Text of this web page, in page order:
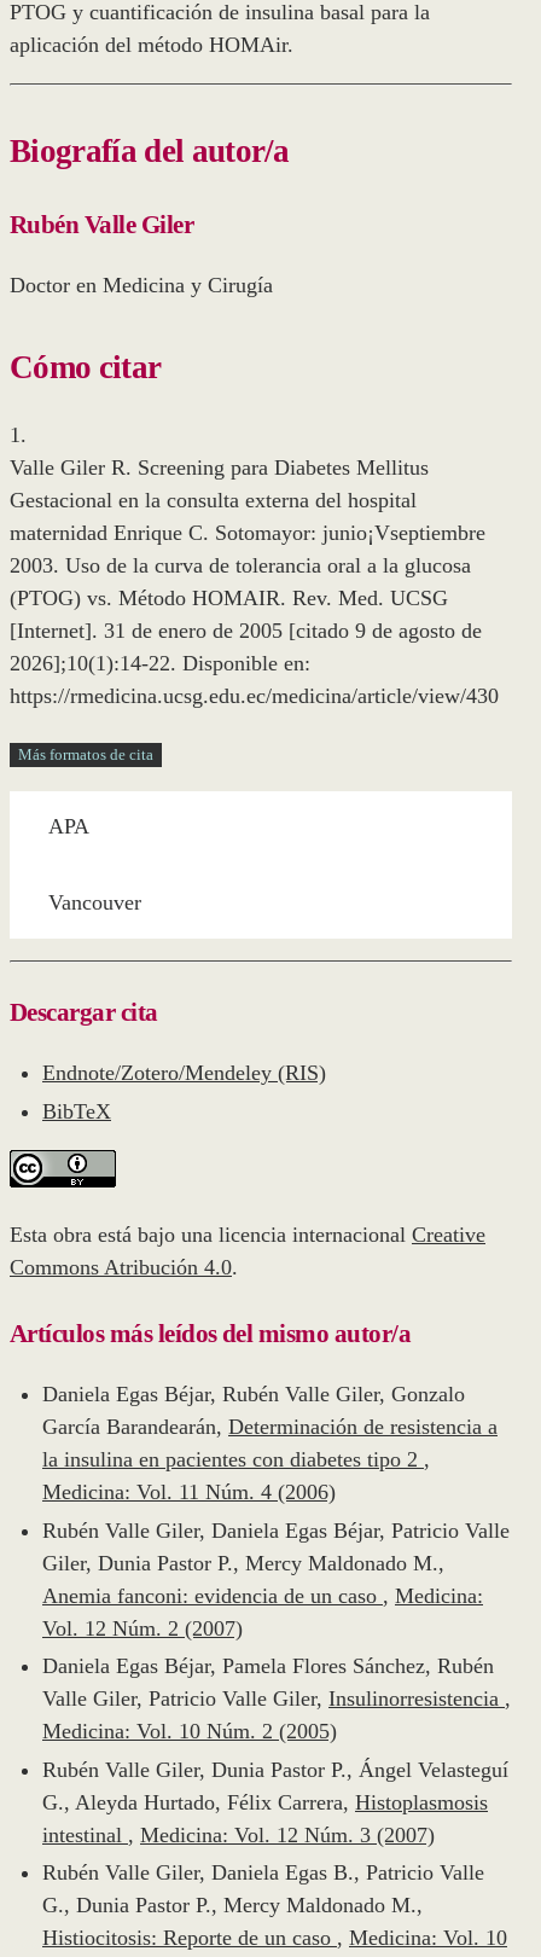
PTOG y cuantificación de insulina basal para la
aplicación del método HOMAir.
Biografía del autor/a
Rubén Valle Giler
Doctor en Medicina y Cirugía
Cómo citar
1.
Valle Giler R. Screening para Diabetes Mellitus
Gestacional en la consulta externa del hospital
maternidad Enrique C. Sotomayor: junio¡Vseptiembre
2003. Uso de la curva de tolerancia oral a la glucosa
(PTOG) vs. Método HOMAIR. Rev. Med. UCSG
[Internet]. 31 de enero de 2005 [citado 9 de agosto de
2026];10(1):14-22. Disponible en:
https://rmedicina.ucsg.edu.ec/medicina/article/view/430
Más formatos de cita
APA
Vancouver
Descargar cita
Endnote/Zotero/Mendeley (RIS)
BibTeX
Esta obra está bajo una licencia internacional Creative
Commons Atribución 4.0.
Artículos más leídos del mismo autor/a
Daniela Egas Béjar, Rubén Valle Giler, Gonzalo
García Barandearán, Determinación de resistencia a
la insulina en pacientes con diabetes tipo 2 ,
Medicina: Vol. 11 Núm. 4 (2006)
Rubén Valle Giler, Daniela Egas Béjar, Patricio Valle
Giler, Dunia Pastor P., Mercy Maldonado M.,
Anemia fanconi: evidencia de un caso , Medicina:
Vol. 12 Núm. 2 (2007)
Daniela Egas Béjar, Pamela Flores Sánchez, Rubén
Valle Giler, Patricio Valle Giler, Insulinorresistencia ,
Medicina: Vol. 10 Núm. 2 (2005)
Rubén Valle Giler, Dunia Pastor P., Ángel Velasteguí
G., Aleyda Hurtado, Félix Carrera, Histoplasmosis
intestinal , Medicina: Vol. 12 Núm. 3 (2007)
Rubén Valle Giler, Daniela Egas B., Patricio Valle
G., Dunia Pastor P., Mercy Maldonado M.,
Histiocitosis: Reporte de un caso , Medicina: Vol. 10